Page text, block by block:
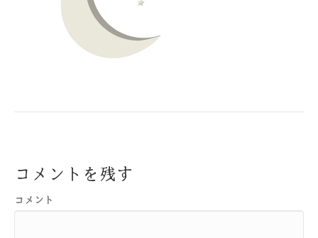
コメントを残す
コメント